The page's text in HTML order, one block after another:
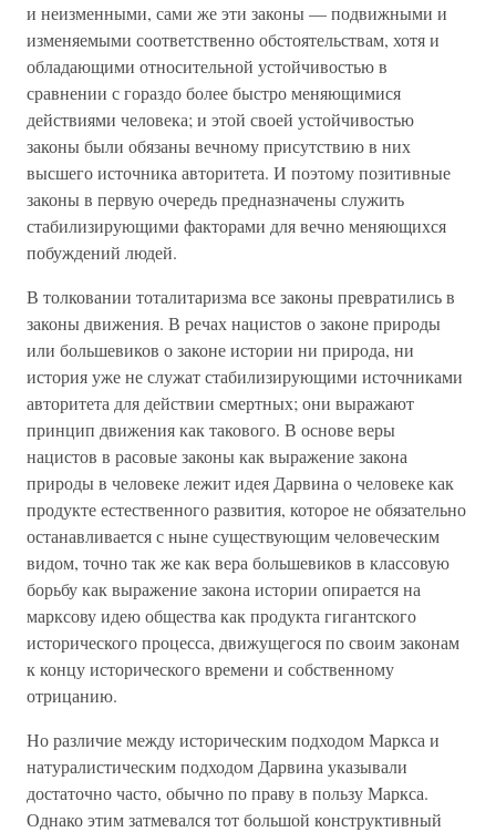
и неизменными, сами же эти законы — подвижными и
изменяемыми соответственно обстоятельствам, хотя и
обладающими относительной устойчивостью в
сравнении с гораздо более быстро меняющимися
действиями человека; и этой своей устойчивостью
законы были обязаны вечному присутствию в них
высшего источника авторитета. И поэтому позитивные
законы в первую очередь предназначены служить
стабилизирующими факторами для вечно меняющихся
побуждений людей.
В толковании тоталитаризма все законы превратились в
законы движения. В речах нацистов о законе природы
или большевиков о законе истории ни природа, ни
история уже не служат стабилизирующими источниками
авторитета для действии смертных; они выражают
принцип движения как такового. В основе веры
нацистов в расовые законы как выражение закона
природы в человеке лежит идея Дарвина о человеке как
продукте естественного развития, которое не обязательно
останавливается с ныне существующим человеческим
видом, точно так же как вера большевиков в классовую
борьбу как выражение закона истории опирается на
марксову идею общества как продукта гигантского
исторического процесса, движущегося по своим законам
к концу исторического времени и собственному
отрицанию.
Но различие между историческим подходом Маркса и
натуралистическим подходом Дарвина указывали
достаточно часто, обычно по праву в пользу Маркса.
Однако этим затмевался тот большой конструктивный